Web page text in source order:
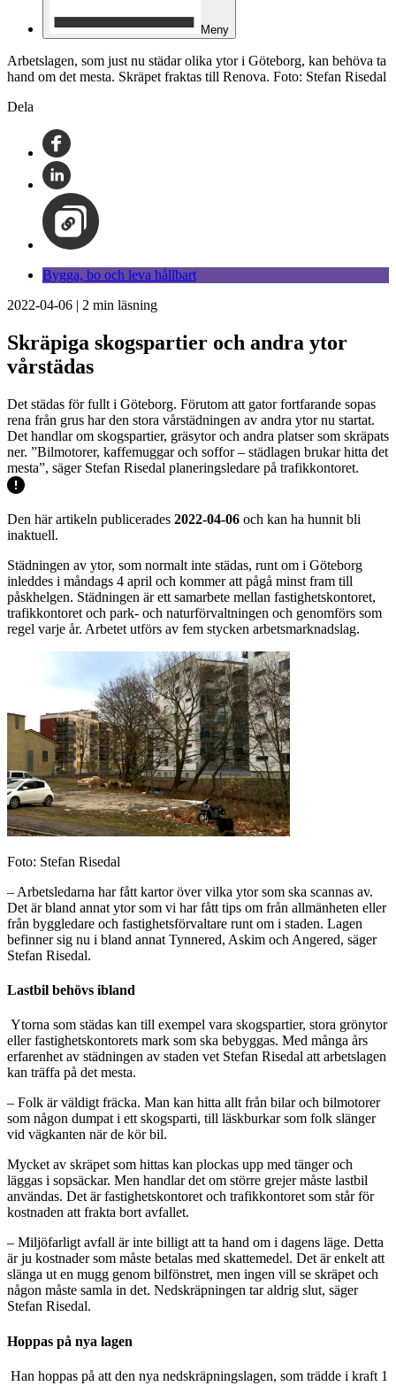
Meny
Arbetslagen, som just nu städar olika ytor i Göteborg, kan behöva ta
hand om det mesta. Skräpet fraktas till Renova. Foto: Stefan Risedal
Dela
Bygga, bo och leva hållbart
2022-04-06 | 2 min läsning
Skräpiga skogspartier och andra ytor
vårstädas
Det städas för fullt i Göteborg. Förutom att gator fortfarande sopas
rena från grus har den stora vårstädningen av andra ytor nu startat.
Det handlar om skogspartier, gräsytor och andra platser som skräpats
ner. ”Bilmotorer, kaffemuggar och soffor – städlagen brukar hitta det
mesta”, säger Stefan Risedal planeringsledare på trafikkontoret.
Den här artikeln publicerades 2022-04-06 och kan ha hunnit bli
inaktuell.
Städningen av ytor, som normalt inte städas, runt om i Göteborg
inleddes i måndags 4 april och kommer att pågå minst fram till
påskhelgen. Städningen är ett samarbete mellan fastighetskontoret,
trafikkontoret och park- och naturförvaltningen och genomförs som
regel varje år. Arbetet utförs av fem stycken arbetsmarknadslag.
Foto: Stefan Risedal
– Arbetsledarna har fått kartor över vilka ytor som ska scannas av.
Det är bland annat ytor som vi har fått tips om från allmänheten eller
från byggledare och fastighetsförvaltare runt om i staden. Lagen
befinner sig nu i bland annat Tynnered, Askim och Angered, säger
Stefan Risedal.
Lastbil behövs ibland
Ytorna som städas kan till exempel vara skogspartier, stora grönytor
eller fastighetskontorets mark som ska bebyggas. Med många års
erfarenhet av städningen av staden vet Stefan Risedal att arbetslagen
kan träffa på det mesta.
– Folk är väldigt fräcka. Man kan hitta allt från bilar och bilmotorer
som någon dumpat i ett skogsparti, till läskburkar som folk slänger
vid vägkanten när de kör bil.
Mycket av skräpet som hittas kan plockas upp med tänger och
läggas i sopsäckar. Men handlar det om större grejer måste lastbil
användas. Det är fastighetskontoret och trafikkontoret som står för
kostnaden att frakta bort avfallet.
– Miljöfarligt avfall är inte billigt att ta hand om i dagens läge. Detta
är ju kostnader som måste betalas med skattemedel. Det är enkelt att
slänga ut en mugg genom bilfönstret, men ingen vill se skräpet och
någon måste samla in det. Nedskräpningen tar aldrig slut, säger
Stefan Risedal.
Hoppas på nya lagen
Han hoppas på att den nya nedskräpningslagen, som trädde i kraft 1